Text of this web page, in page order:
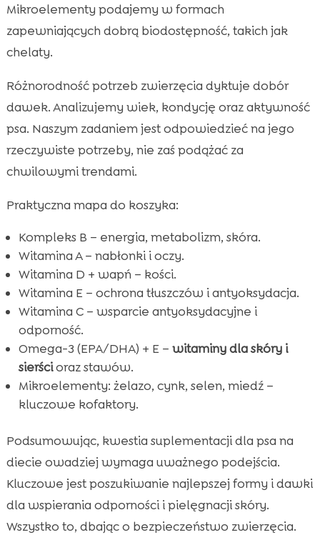
Mikroelementy podajemy w formach
zapewniających dobrą biodostępność, takich jak
chelaty.
Różnorodność potrzeb zwierzęcia dyktuje dobór
dawek. Analizujemy wiek, kondycję oraz aktywność
psa. Naszym zadaniem jest odpowiedzieć na jego
rzeczywiste potrzeby, nie zaś podążać za
chwilowymi trendami.
Praktyczna mapa do koszyka:
Kompleks B – energia, metabolizm, skóra.
Witamina A – nabłonki i oczy.
Witamina D + wapń – kości.
Witamina E – ochrona tłuszczów i antyoksydacja.
Witamina C – wsparcie antyoksydacyjne i
odporność.
Omega-3 (EPA/DHA) + E – witaminy dla skóry i
sierścioraz stawów.
Mikroelementy: żelazo, cynk, selen, miedź –
kluczowe kofaktory.
Podsumowując, kwestia suplementacji dla psa na
diecie owadziej wymaga uważnego podejścia.
Kluczowe jest poszukiwanie najlepszej formy i dawki
dla wspierania odporności i pielęgnacji skóry.
Wszystko to, dbając o bezpieczeństwo zwierzęcia.